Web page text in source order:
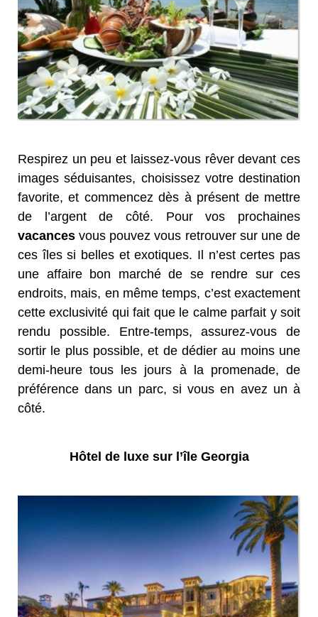
Respirez un peu et laissez-vous rêver devant ces
images séduisantes, choisissez votre destination
favorite, et commencez dès à présent de mettre
de l’argent de côté. Pour vos prochaines
vacances vous pouvez vous retrouver sur une de
ces îles si belles et exotiques. Il n’est certes pas
une affaire bon marché de se rendre sur ces
endroits, mais, en même temps, c’est exactement
cette exclusivité qui fait que le calme parfait y soit
rendu possible. Entre-temps, assurez-vous de
sortir le plus possible, et de dédier au moins une
demi-heure tous les jours à la promenade, de
préférence dans un parc, si vous en avez un à
côté.
Hôtel de luxe sur l’île Georgia